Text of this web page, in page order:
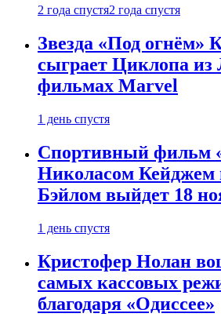
2 года спустя2 года спустя
Звезда «Под огнём»
сыграет Циклопа
фильмах Marvel
1 день спустя
Спортивный фильм
Николасом Кейджем
Бэйлом выйдет 18
1 день спустя
Кристофер Нолан
самых кассовых
благодаря «Одиссее»